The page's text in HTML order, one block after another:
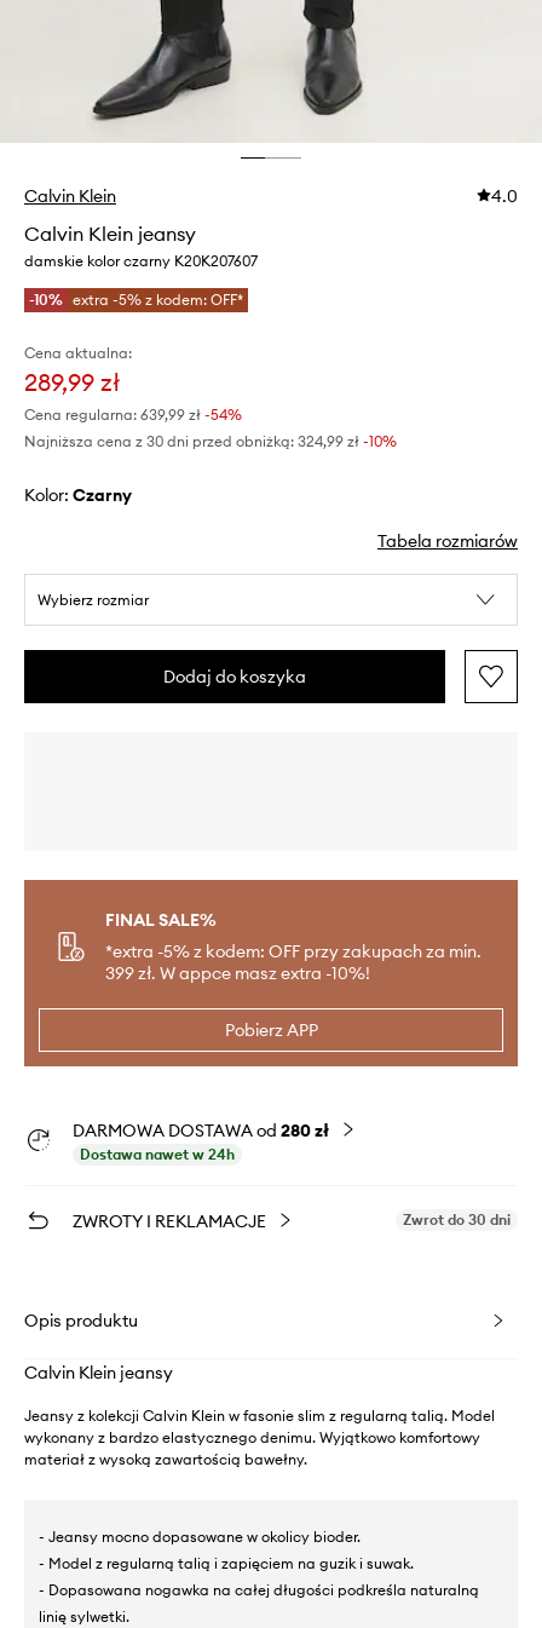
Calvin Klein 4.0
Calvin Klein jeansy
damskie kolor czarny K20K207607
-10% extra -5% z kodem: OFF*
Cena aktualna:
289,99 zł
Cena regularna: 639,99 zł -54%
Najniższa cena z 30 dni przed obniżką: 324,99 zł -10%
Kolor: czarny
Tabela rozmiarów
Wybierz rozmiar
Dodaj do koszyka
FINAL SALE%
*extra -5% z kodem: OFF przy zakupach za min.
399 zł. W appce masz extra -10%!
Pobierz APP
DARMOWA DOSTAWA od 280 zł
Dostawa nawet w 24h
ZWROTY I REKLAMACJE Zwrot do 30 dni
Opis produktu
Calvin Klein jeansy
Jeansy z kolekcji Calvin Klein w fasonie slim z regularną talią. Model
wykonany z bardzo elastycznego denimu. Wyjątkowo komfortowy
materiał z wysoką zawartością bawełny.
- Jeansy mocno dopasowane w okolicy bioder.
- Model z regularną talią i zapięciem na guzik i suwak.
- Dopasowana nogawka na całej długości podkreśla naturalną
linię sylwetki.